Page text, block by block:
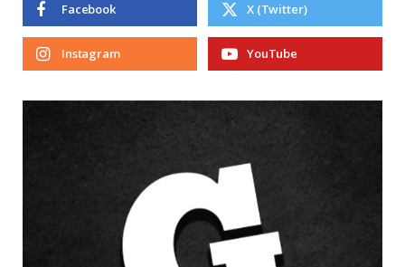
Facebook X (Twitter)
Instagram YouTube